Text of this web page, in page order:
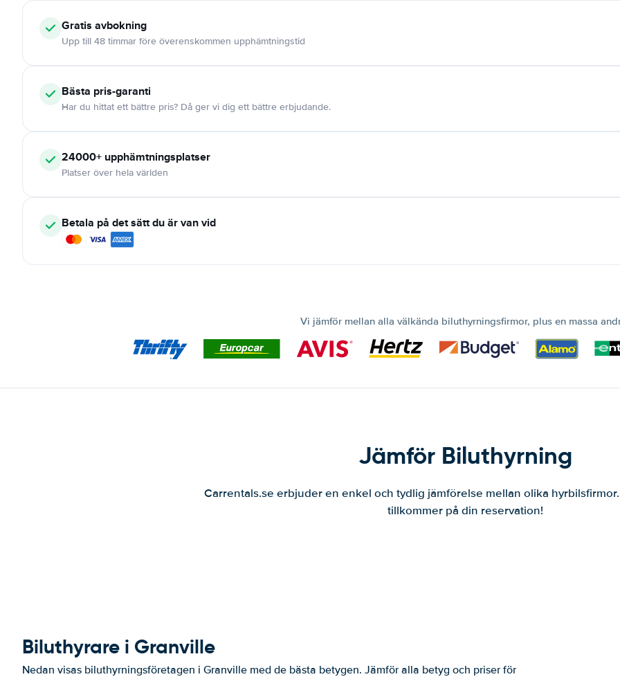
Gratis avbokning
Upp till 48 timmar före överenskommen upphämtningstid
Bästa pris-garanti
Har du hittat ett bättre pris? Då ger vi dig ett bättre erbjudande.
24000+ upphämtningsplatser
Platser över hela världen
Betala på det sätt du är van vid
Vi jämför mellan alla välkända biluthyrningsfirmor, plus en massa
Jämför Biluthyrning
Carrentals.se erbjuder en enkel och tydlig jämförelse mellan olika
tillkommer på din reservation!
Biluthyrare i Granville
Nedan visas biluthyrningsföretagen i Granville med de bästa betygen. Jämför alla betyg och priser för